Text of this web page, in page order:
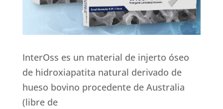
InterOss es un material de injerto óseo
de hidroxiapatita natural derivado de
hueso bovino procedente de Australia
(libre de